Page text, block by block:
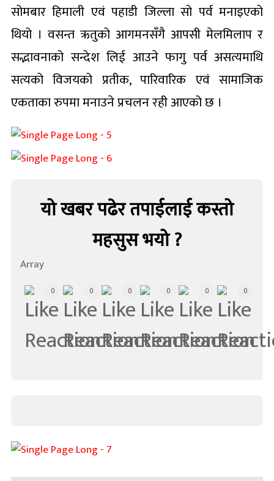
सोमबार हिमाली एवं पहाडी जिल्ला सो पर्व मनाइएको
थियो । वसन्त ऋतुको आगमनसँगै आपसी मेलमिलाप र
सद्भावनाको सन्देश लिई आउने फागु पर्व असत्यमाथि
सत्यको विजयको प्रतीक, पारिवारिक एवं सामाजिक
एकताका रुपमा मनाउने प्रचलन रही आएको छ ।
यो खबर पढेर तपाईलाई कस्तो
महसुस भयो ?
Array
0 0 0 0 0 0